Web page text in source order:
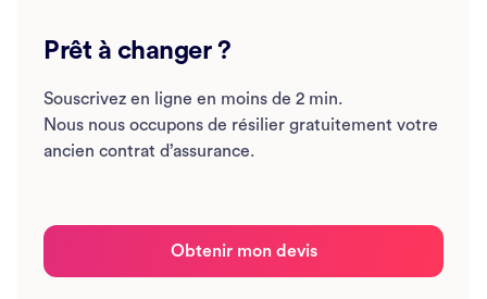
Prêt à changer ?
Souscrivez en ligne en moins de 2 min.
Nous nous occupons de résilier gratuitement votre
ancien contrat d’assurance.
Obtenir mon devis